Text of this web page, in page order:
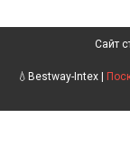
Сайт